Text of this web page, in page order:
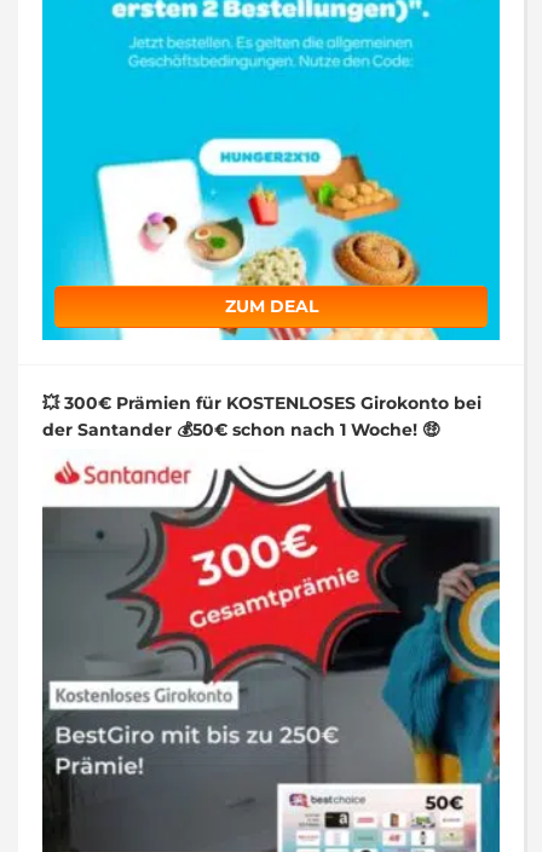
ZUM DEAL
💥 300€ Prämien für KOSTENLOSES Girokonto bei
der Santander 💰50€ schon nach 1 Woche! 🤑